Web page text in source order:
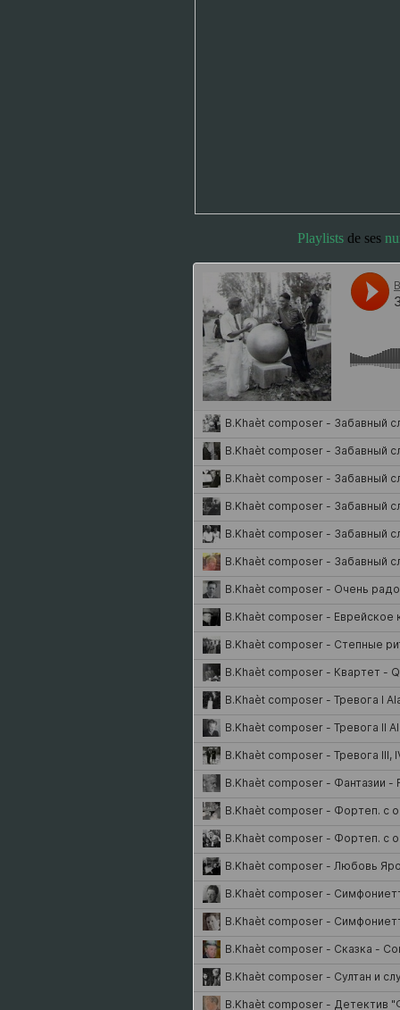
Playlistsde ses